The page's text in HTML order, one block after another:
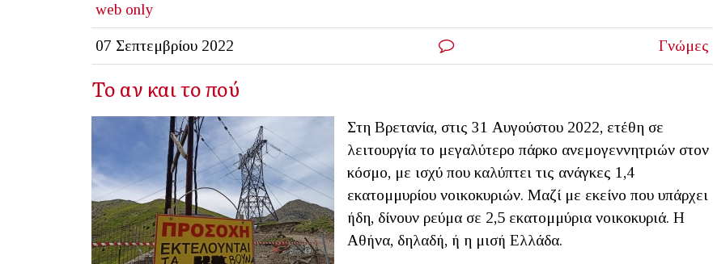
web only
07 Σεπτεμβρίου 2022 Γνώμες
Το αν και το πού
Στη Βρετανία, στις 31 Αυγούστου 2022, ετέθη σε
λειτουργία το μεγαλύτερο πάρκο ανεμογεννητριών στον
κόσμο, με ισχύ που καλύπτει τις ανάγκες 1,4
εκατομμυρίου νοικοκυριών. Μαζί με εκείνο που υπάρχει
ήδη, δίνουν ρεύμα σε 2,5 εκατομμύρια νοικοκυριά. Η
Αθήνα, δηλαδή, ή η μισή Ελλάδα.